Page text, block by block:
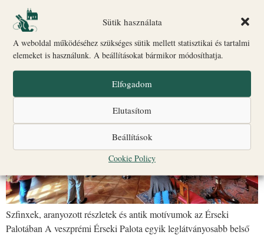
Sütik használata
A weboldal működéséhez szükséges sütik mellett statisztikai és tartalmi
elemeket is használunk. A beállításokat bármikor módosíthatja.
Elfogadom
Elutasítom
Beállítások
Cookie Policy
A vörös szalon titokzatos
díszítései
Szfinxek, aranyozott részletek és antik motívumok az Érseki
Palotában A veszprémi Érseki Palota egyik leglátványosabb belső